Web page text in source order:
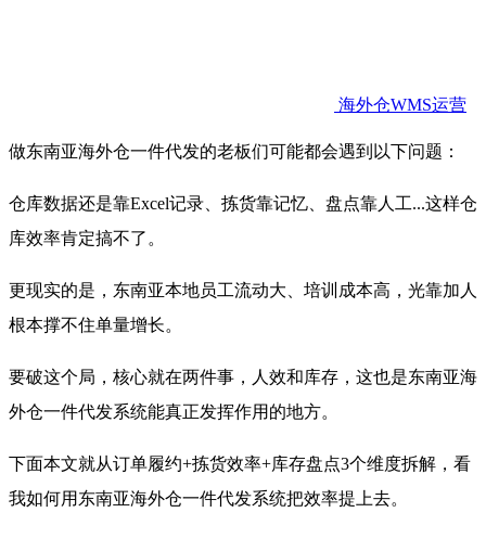
海外仓WMS运营
做东南亚海外仓一件代发的老板们可能都会遇到以下问题：
仓库数据还是靠Excel记录、拣货靠记忆、盘点靠人工...这样仓
库效率肯定搞不了。
更现实的是，东南亚本地员工流动大、培训成本高，光靠加人
根本撑不住单量增长。
要破这个局，核心就在两件事，人效和库存， 这也是东南亚海
外仓一件代发系统能真正发挥作用的地方。
下面本文就从订单履约+拣货效率+库存盘点3个维度拆解，看
我如何用东南亚海外仓一件代发系统把效率提上去。